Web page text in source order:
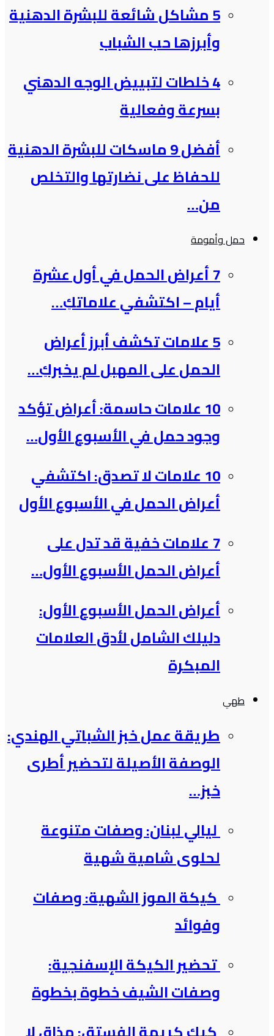
5 مشاكل شائعة للبشرة الدهنية
وأبرزها حب الشباب
4 خلطات لتبييض الوجه الدهني
بسرعة وفعالية
أفضل 9 ماسكات للبشرة الدهنية
للحفاظ على نضارتها والتخلص
من…
حمل وأمومة
7 أعراض الحمل في أول عشرة
أيام – اكتشفي علاماتكِ…
5 علامات تكشف أبرز أعراض
الحمل على المهبل لم يخبركِ…
10 علامات حاسمة: أعراض تؤكد
وجود حمل في الأسبوع الأول…
10 علامات لا تصدق: اكتشفي
أعراض الحمل في الأسبوع الأول
7 علامات خفية قد تدل على
أعراض الحمل الأسبوع الأول…
أعراض الحمل الأسبوع الأول:
دليلك الشامل لأدق العلامات
المبكرة
طهي
طريقة عمل خبز الشباتي الهندي:
الوصفة الأصيلة لتحضير أطرى
خبز…
ليالي لبنان: وصفات متنوعة
لحلوى شامية شهية
كيكة الموز الشهية: وصفات
وفوائد
تحضير الكيكة الإسفنجية:
وصفات الشيف خطوة بخطوة